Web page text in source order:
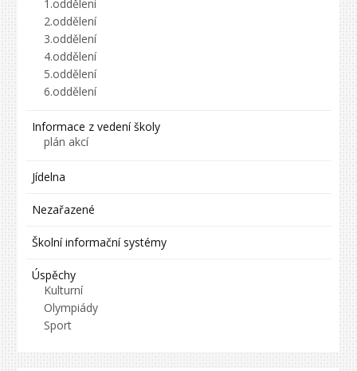
1.oddělení
2.oddělení
3.oddělení
4.oddělení
5.oddělení
6.oddělení
Informace z vedení školy
plán akcí
Jídelna
Nezařazené
Školní informační systémy
Úspěchy
Kulturní
Olympiády
Sport